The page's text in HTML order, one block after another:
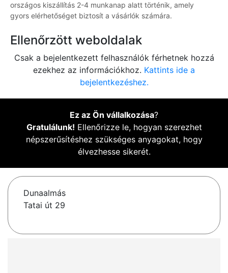
országos kiszállítás 2-4 munkanap alatt történik, amely
gyors elérhetőséget biztosít a vásárlók számára.
Ellenőrzött weboldalak
Csak a bejelentkezett felhasználók férhetnek hozzá
ezekhez az információkhoz. Kattints ide a
bejelentkezéshez.
Ez az Ön vállalkozása?
Gratulálunk! Ellenőrizze le, hogyan szerezhet
népszerűsítéshez szükséges anyagokat, hogy
élvezhesse sikerét.
Dunaalmás
Tatai út 29